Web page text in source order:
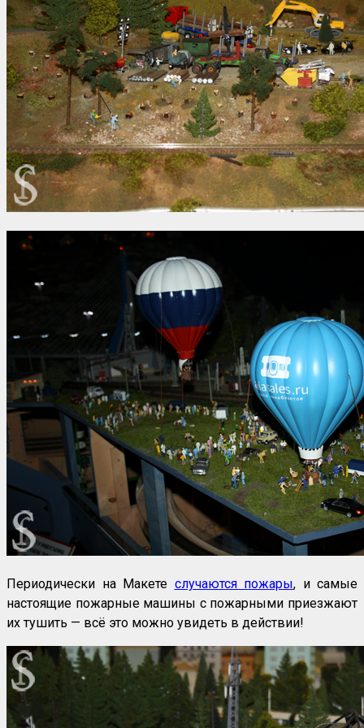
Периодически на Макете случаются пожары, и самые
настоящие пожарные машины с пожарными приезжают
их тушить — всё это можно увидеть в действии!